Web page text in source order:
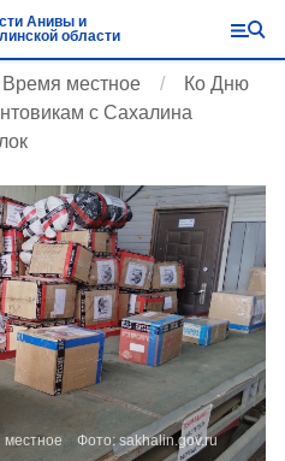
Анивы и
области
Время местное
Ко Дню
с Сахалина
Фото:sakhalin.gov.ru